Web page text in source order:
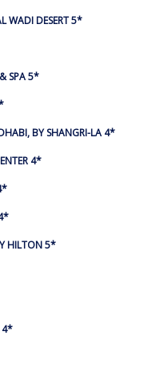
WADI DESERT 5*
SPA 5*
BY SHANGRI-LA 4*
4*
HILTON 5*
4*